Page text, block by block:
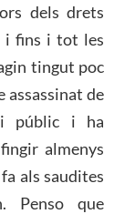
dels drets
i fins i tot les
tingut poc
assassinat de
públic i ha
almenys
als saudites
Penso que